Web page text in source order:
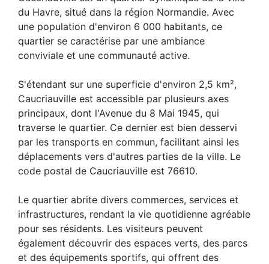
du Havre, situé dans la région Normandie. Avec
une population d'environ 6 000 habitants, ce
quartier se caractérise par une ambiance
conviviale et une communauté active.
S'étendant sur une superficie d'environ 2,5 km²,
Caucriauville est accessible par plusieurs axes
principaux, dont l'Avenue du 8 Mai 1945, qui
traverse le quartier. Ce dernier est bien desservi
par les transports en commun, facilitant ainsi les
déplacements vers d'autres parties de la ville. Le
code postal de Caucriauville est 76610.
Le quartier abrite divers commerces, services et
infrastructures, rendant la vie quotidienne agréable
pour ses résidents. Les visiteurs peuvent
également découvrir des espaces verts, des parcs
et des équipements sportifs, qui offrent des